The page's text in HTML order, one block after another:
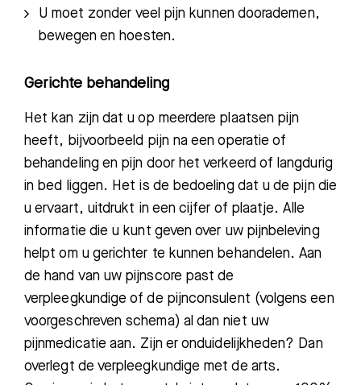
U moet zonder veel pijn kunnen doorademen,
bewegen en hoesten.
Gerichte behandeling
Het kan zijn dat u op meerdere plaatsen pijn
heeft, bijvoorbeeld pijn na een operatie of
behandeling en pijn door het verkeerd of langdurig
in bed liggen. Het is de bedoeling dat u de pijn die
u ervaart, uitdrukt in een cijfer of plaatje. Alle
informatie die u kunt geven over uw pijnbeleving
helpt om u gerichter te kunnen behandelen. Aan
de hand van uw pijnscore past de
verpleegkundige of de pijnconsulent (volgens een
voorgeschreven schema) al dan niet uw
pijnmedicatie aan. Zijn er onduidelijkheden? Dan
overlegt de verpleegkundige met de arts.